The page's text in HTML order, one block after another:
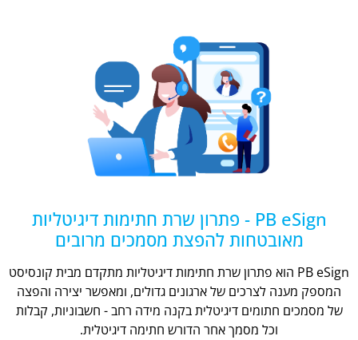
PB eSign - פתרון שרת חתימות דיגיטליות
מאובטחות להפצת מסמכים מרובים
PB eSign הוא פתרון שרת חתימות דיגיטליות מתקדם מבית קונסיסט
המספק מענה לצרכים של ארגונים גדולים, ומאפשר יצירה והפצה
של מסמכים חתומים דיגיטלית בקנה מידה רחב - חשבוניות, קבלות
וכל מסמך אחר הדורש חתימה דיגיטלית.